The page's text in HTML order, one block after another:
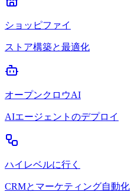
ショッピファイ
ストア構築と最適化
オープンクロウAI
AIエージェントのデプロイ
ハイレベルに行く
CRMとマーケティング自動化